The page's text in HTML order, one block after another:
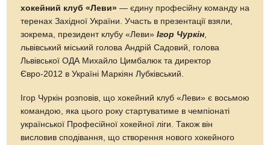
хокейний клуб «Леви» — єдину професійну команду на
теренах Західної України. Участь в презентації взяли,
зокрема, президент клубу «Леви»Ігор Чуркін
львівський міський голова Андрій Садовий, голова
Львівської ОДА Михайло Цимбалюк та директор
Євро-2012 в Україні Маркіян Лубківський.
Ігор Чуркін розповів, що хокейний клуб «Леви» є восьмою
командою, яка цього року стартуватиме в чемпіонаті
української Професійної хокейної ліги. Також він
висловив сподівання, що створення нового хокейного